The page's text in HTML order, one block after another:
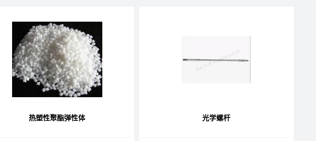
热塑性聚酯弹性体 光学螺杆